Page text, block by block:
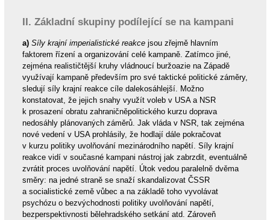
II. Základní skupiny podílející se na kampani
a) Síly krajní imperialistické reakcejsou zřejmě hlavním
faktorem řízení a organizování celé kampaně. Zatímco jiné,
zejména realističtější kruhy vládnoucí buržoazie na Západě
využívají kampaně především pro své taktické politické záměry,
sledují síly krajní reakce cíle dalekosáhlejší. Možno
konstatovat, že jejich snahy využít voleb v USA a NSR
k prosazení obratu zahraničněpolitického kurzu doprava
nedosáhly plánovaných záměrů. Jak vláda v NSR, tak zejména
nové vedení v USA prohlásily, že hodlají dále pokračovat
v kurzu politiky uvolňování mezinárodního napětí. Síly krajní
reakce vidí v současné kampani nástroj jak zabrzdit, eventuálně
zvrátit proces uvolňování napětí. Útok vedou paralelně dvěma
směry: na jedné straně se snaží skandalizovat ČSSR
a socialistické země vůbec a na základě toho vyvolávat
psychózu o bezvýchodnosti politiky uvolňování napětí,
bezperspektivnosti bělehradského setkání atd. Zároveň